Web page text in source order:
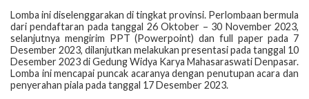
Lomba ini diselenggarakan di tingkat provinsi. Perlombaan bermula
dari pendaftaran pada tanggal 26 Oktober – 30 November 2023,
selanjutnya mengirim PPT (Powerpoint) dan full paper pada 7
Desember 2023, dilanjutkan melakukan presentasi pada tanggal 10
Desember 2023 di Gedung Widya Karya Mahasaraswati Denpasar.
Lomba ini mencapai puncak acaranya dengan penutupan acara dan
penyerahan piala pada tanggal 17 Desember 2023.